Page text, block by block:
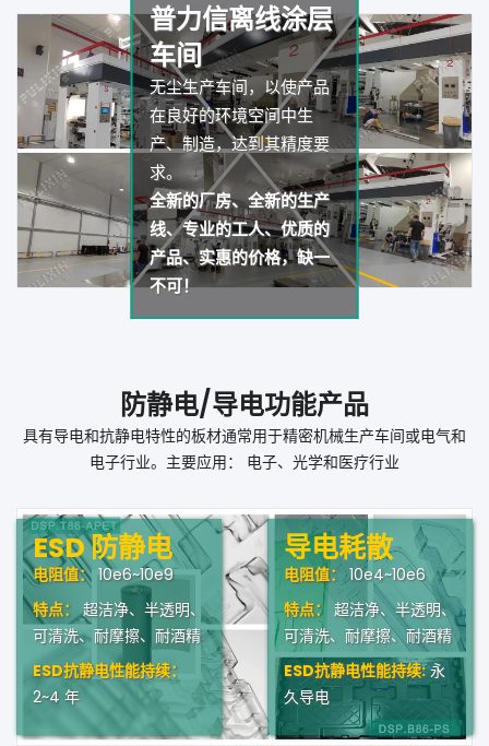
普力信离线涂层
车间
无尘生产车间，以使产品
在良好的环境空间中生
产、制造，达到其精度要
求。
全新的厂房、全新的生产
线、专业的工人、优质的
产品、实惠的价格，缺一
不可！
防静电/导电功能产品
具有导电和抗静电特性的板材通常用于精密机械生产车间或电气和
电子行业。主要应用： 电子、光学和医疗行业
ESD 防静电
电阻值： 10e6~10e9
特点： 超洁净、半透明、
可清洗、耐摩擦、耐酒精
ESD抗静电性能持续：
2~4 年
导电耗散
电阻值： 10e4~10e6
特点： 超洁净、半透明、
可清洗、耐摩擦、耐酒精
ESD抗静电性能持续:永
久导电